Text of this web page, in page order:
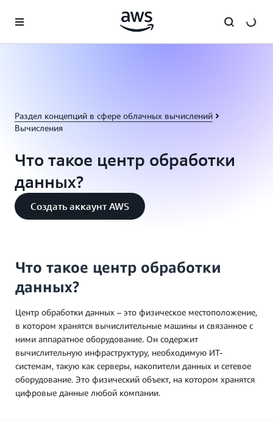
Перейти к главному контенту
Раздел концепций в сфере облачных вычислений
Вычисления
Что такое центр обработки
данных?
Создать аккаунт AWS
Что такое центр обработки
данных?
Центр обработки данных – это физическое местоположение,
в котором хранятся вычислительные машины и связанное с
ними аппаратное оборудование. Он содержит
вычислительную инфраструктуру, необходимую ИТ-
системам, такую как серверы, накопители данных и сетевое
оборудование. Это физический объект, на котором хранятся
цифровые данные любой компании.